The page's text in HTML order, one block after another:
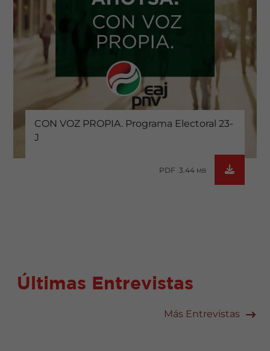
CON VOZ PROPIA. Programa Electoral 23-
J
PDF 3.44 MB
Últimas Entrevistas
Más Entrevistas